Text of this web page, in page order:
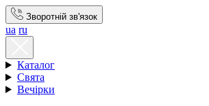
Зворотній зв'язок
ua ru
Каталог
Свята
Вечірки